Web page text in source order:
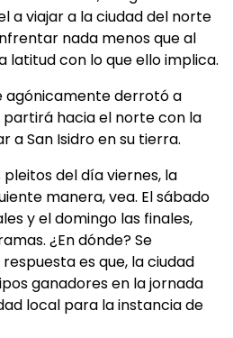
a viajar a la ciudad del norte
nada menos que al
latitud con lo que ello implica.
agónicamente derrotó a
partirá hacia el norte con la
San Isidro en su tierra.
pleitos del día viernes, la
manera, vea. El sábado
y el domingo las finales,
¿En dónde? Se
es que, la ciudad
ganadores en la jornada
local para la instancia de